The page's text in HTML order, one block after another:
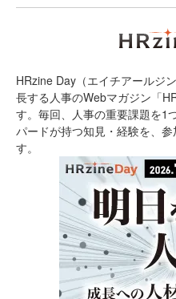
HRzine Day（エイチアールジ
長する人事のWebマガジン「
す。毎回、人事の重要課題を1
パードが持つ知見・経験を、
す。